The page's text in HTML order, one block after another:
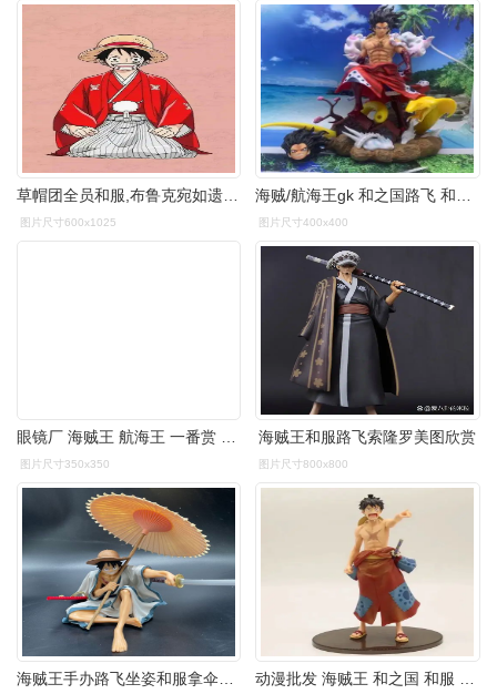
草帽团全员和服,布鲁克宛如遗照,娜美罗宾美艳不可方物_颜色_路飞
图片尺寸600x1025
海贼/航海王gk 和之国路飞 和服路飞(可换头)动漫手办模型摆件
图片尺寸400x400
图片尺寸350x350
海贼王和服路飞索隆罗美图欣赏
图片尺寸800x800